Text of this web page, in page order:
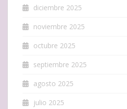
diciembre 2025
noviembre 2025
octubre 2025
septiembre 2025
agosto 2025
julio 2025